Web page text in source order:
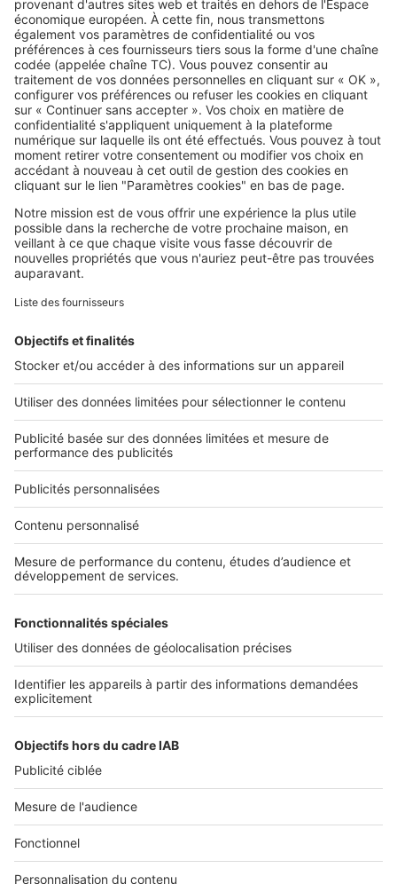
Cholet : échappée belle pour le
prix de l'immobilier !
SeLoger c'est aussi
Retrouvez-nous sur ...
L'ENTREPRISE
Qui sommes-nous ?
Nous contacter
Nous recrutons
NOS APPLICATIONS
Découvrez nos applications
Tous nos services pro
Accès client
Mes annonces sur SeLoger
À DÉCOUVRIR
Tout l'immobilier
Toutes les villes
Tous les départements
Toutes les régions
SeLoger © 1992 - 2023